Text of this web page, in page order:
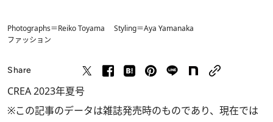
Photographs＝Reiko Toyama Styling＝Aya Yamanaka
ファッション
Share
CREA 2023年夏号
※この記事のデータは雑誌発売時のものであり、現在では